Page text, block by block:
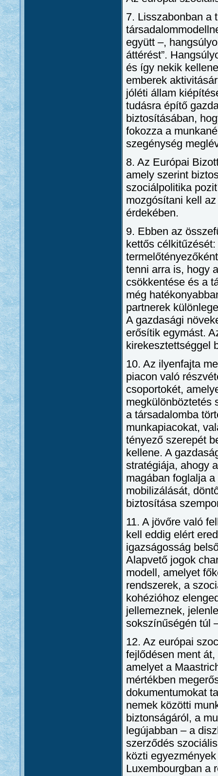
7. Lisszabonban a
együtt –,
áttérést”.
és így nekik
emberek
jóléti állam
tudásra építő
biztosításában,
fokozza a
szegénység
8. Az Európai
amely szerint
szociálpolitika
mozgósítani kell
érdekében.
9. Ebben az
kettős
tenni arra is, hogy
csökkentése és a
még
partnerek
A gazdasági
erősítik egymást.
kirekesztettséggel
10. Az ilyenfajta
piacon való
csoportokét,
megkülönböztetés
a társadalomba
munkapiacokat,
tényező szerepét
kellene. A
stratégiája, ahogy
magában foglalja
mobilizálását,
biztosítása
11. A jövőre való
kell eddig elért
igazságosság
Alapvető jogok
modell, amelyet
rendszerek, a
kohézióhoz
jellemeznek,
sokszínűségén túl
12. Az európai
fejlődésen ment
amelyet a
mértékben
dokumentumokat
nemek közötti
biztonságáról, a
legújabban – a
szerződés
közti
Luxembourgban a